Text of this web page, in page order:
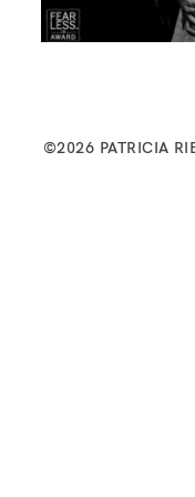
©2026 PATRICIA